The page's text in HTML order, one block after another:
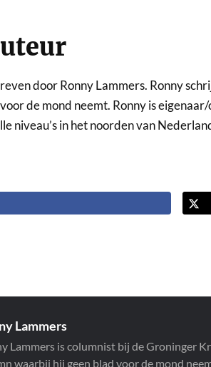
door Ronny Lammers. Ronny
de mond neemt. Ronny is
niveau’s in het noorden van
Lammers
Lammers is columnist bij de Groninger
waarbij hij geen blad voor de mond